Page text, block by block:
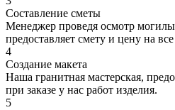
Составление сметы
Менеджер проведя осмотр
предоставляет смету и цену на
4
Создание макета
Наша гранитная мастерская,
при заказе у нас работ изделия.
5